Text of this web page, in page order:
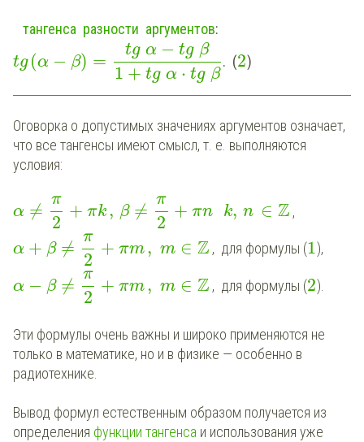
тангенса разности аргументов:
tg (α − β) =
tg α − tg β
1 + tg α ⋅ tg β
. (2)
Оговорка о допустимых значениях аргументов означает,
что все тангенсы имеют смысл, т. е. выполняются
условия:
α ≠
π
2
+ πk, β ≠
π
2
+ πn k, n ∈ Z
α + β ≠
π
2
+ πm , m ∈ Z , для формулы (1),
α − β ≠
π
2
+ πm , m ∈ Z , для формулы (2).
Эти формулы очень важны и широко применяются не
только в математике, но и в физике — особенно в
радиотехнике.
Вывод формул естественным образом получается из
определения функции тангенса и использования уже